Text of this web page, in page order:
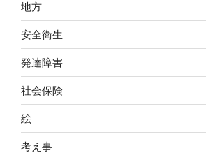
地方
安全衛生
発達障害
社会保険
絵
考え事